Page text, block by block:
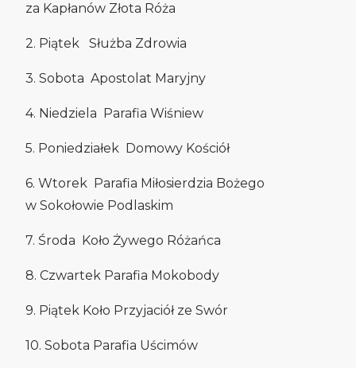
za Kapłanów Złota Róża
2. Piątek Służba Zdrowia
3. Sobota Apostolat Maryjny
4. Niedziela Parafia Wiśniew
5. Poniedziałek Domowy Kościół
6. Wtorek Parafia Miłosierdzia Bożego
w Sokołowie Podlaskim
7. Środa Koło Żywego Różańca
8. Czwartek Parafia Mokobody
9. Piątek Koło Przyjaciół ze Swór
10. Sobota Parafia Uścimów